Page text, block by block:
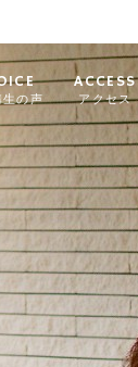
生の声
ACCESS
アクセス